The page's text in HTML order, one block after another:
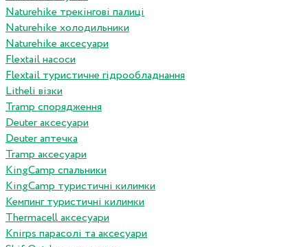
Naturehike трекінгові палиці
Naturehike холодильники
Naturehike аксесуари
Flextail насоси
Flextail туристичне гідрообладнання
Litheli візки
Tramp спорядження
Deuter аксесуари
Deuter аптечка
Tramp аксесуари
KingCamp спальники
KingCamp туристичні килимки
Кемпинг туристичні килимки
Thermacell аксесуари
Knirps парасолі та аксесуари